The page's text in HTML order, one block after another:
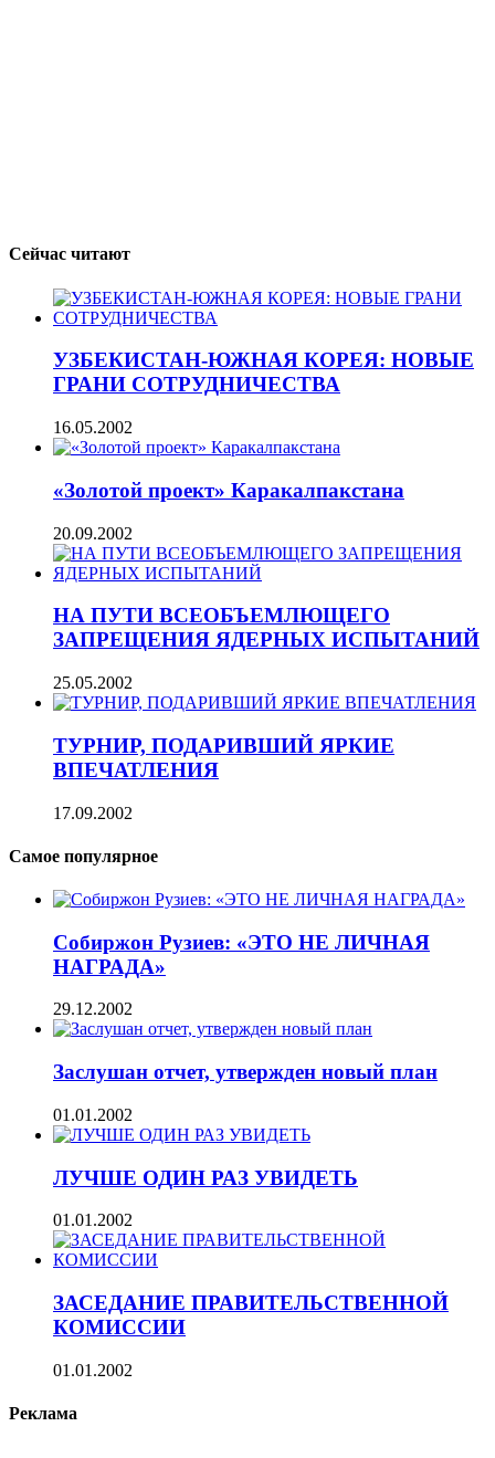
Сейчас читают
УЗБЕКИСТАН-ЮЖНАЯ КОРЕЯ: НОВЫЕ
ГРАНИ СОТРУДНИЧЕСТВА
16.05.2002
«Золотой проект» Каракалпакстана
20.09.2002
НА ПУТИ ВСЕОБЪЕМЛЮЩЕГО
ЗАПРЕЩЕНИЯ ЯДЕРНЫХ ИСПЫТАНИЙ
25.05.2002
ТУРНИР, ПОДАРИВШИЙ ЯРКИЕ
ВПЕЧАТЛЕНИЯ
17.09.2002
Самое популярное
Собиржон Рузиев: «ЭТО НЕ ЛИЧНАЯ
НАГРАДА»
29.12.2002
Заслушан отчет, утвержден новый план
01.01.2002
ЛУЧШЕ ОДИН РАЗ УВИДЕТЬ
01.01.2002
ЗАСЕДАНИЕ ПРАВИТЕЛЬСТВЕННОЙ
КОМИССИИ
01.01.2002
Реклама